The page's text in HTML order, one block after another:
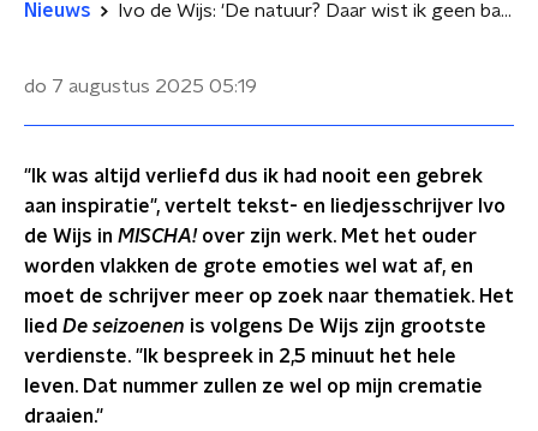
Nieuws Ivo de Wijs: 'De natuur? Daar wist ik geen bal van!'
do 7 augustus 2025 05:19
"Ik was altijd verliefd dus ik had nooit een gebrek
aan inspiratie", vertelt tekst- en liedjesschrijver Ivo
de Wijs in MISCHA! over zijn werk. Met het ouder
worden vlakken de grote emoties wel wat af, en
moet de schrijver meer op zoek naar thematiek. Het
lied De seizoenen is volgens De Wijs zijn grootste
verdienste. "Ik bespreek in 2,5 minuut het hele
leven. Dat nummer zullen ze wel op mijn crematie
draaien."